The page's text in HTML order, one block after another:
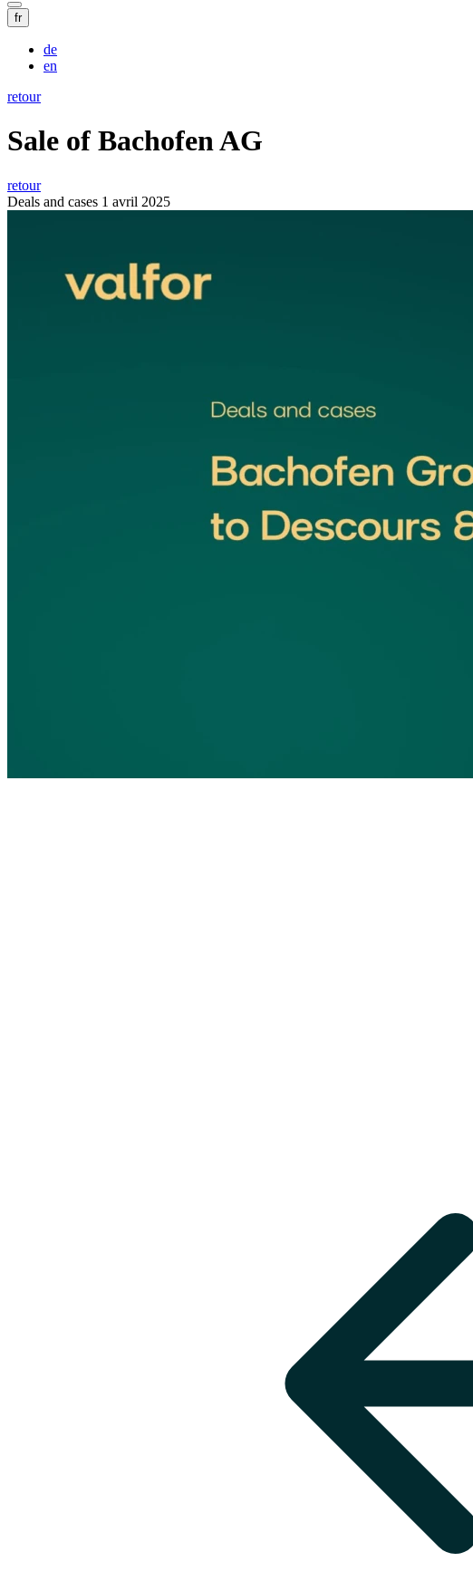
fr
de
en
retour
Sale of Bachofen AG
retour
Deals and cases 1 avril 2025